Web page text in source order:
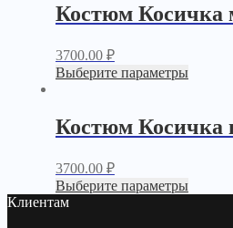
Костюм Косичка
3700.00 ₽
Выберите параметры
Костюм Косичка
3700.00 ₽
Выберите параметры
Клиентам